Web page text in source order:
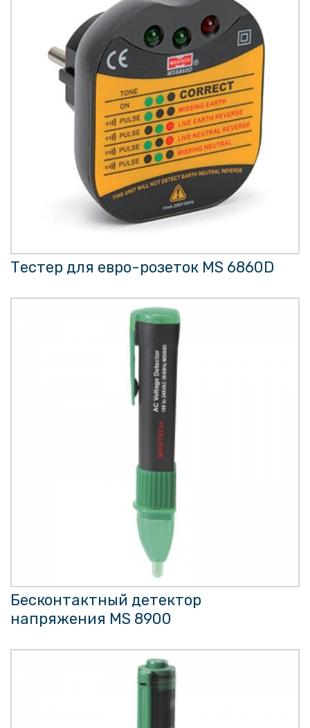
Тестер для евро-розеток MS 6860D
Бесконтактный детектор
напряжения MS 8900